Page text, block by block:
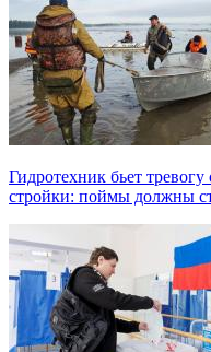
Гидротехник бьет
стройки: поймы должны